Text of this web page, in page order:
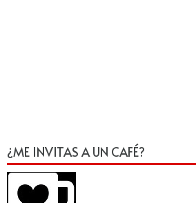
¿ME INVITAS A UN CAFÉ?